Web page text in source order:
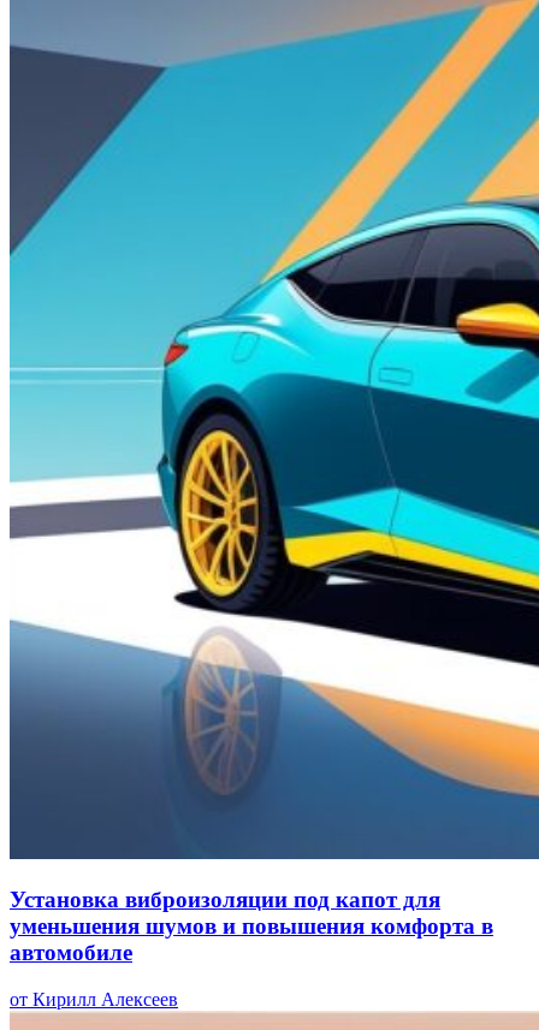
Установка виброизоляции под капот для
уменьшения шумов и повышения комфорта в
автомобиле
от Кирилл Алексеев